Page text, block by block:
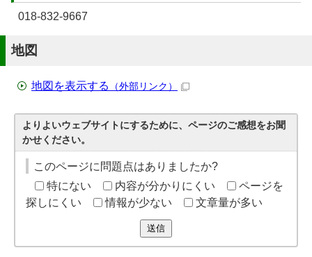
018-832-9667
地図
地図を表示する （外部リンク）
よりよいウェブサイトにするために、ページのご感想をお聞
かせください。
このページに問題点はありましたか?
特にない
内容が分かりにくい
ページを
探しにくい
情報が少ない 文章量が多い
送信